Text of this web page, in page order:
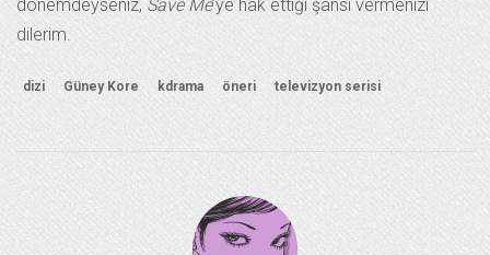
dönemdeyseniz, Save Me’ye hak ettiği şansı vermenizi
dilerim.
dizi Güney Kore kdrama öneri televizyon serisi